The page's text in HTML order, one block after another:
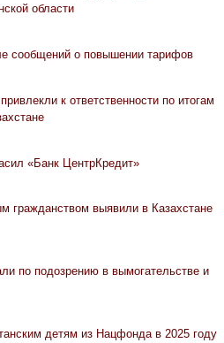
области
сообщений о повышении тарифов
к ответственности по итогам
«Банк ЦентрКредит»
гражданством выявили в Казахстане
по подозрению в вымогательстве и
детям из Нацфонда в 2025 году